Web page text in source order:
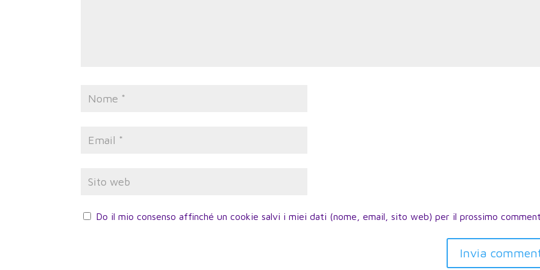
Do il mio consenso affinché un cookie salvi i miei dati (nome, email, sito web) per il prossimo